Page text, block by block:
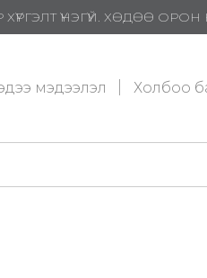
ҮНЭГҮЙ. ХӨДӨӨ
мэдээлэл Холбоо